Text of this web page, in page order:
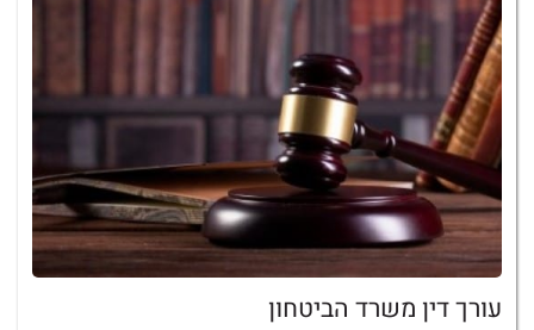
עורך דין משרד הביטחון